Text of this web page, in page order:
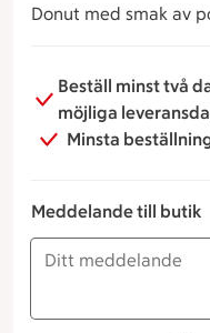
Donut med smak av
Beställ minst två
möjliga
Minsta
Meddelande till butik